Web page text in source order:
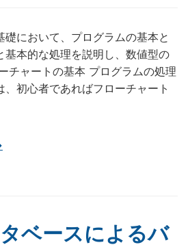
において、プログラムの基本と
基本的な処理を説明し、数値型の
チャートの基本 プログラムの処理
初心者であればフローチャート
ベースによるバ